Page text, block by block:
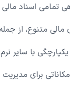
تمامی اسناد مالی
مالی متنوع، از
با سایر
برای